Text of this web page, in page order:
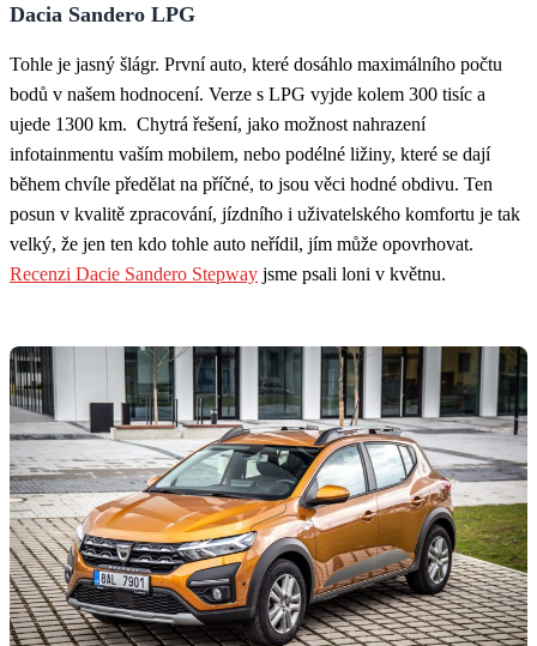
Dacia Sandero LPG
Tohle je jasný šlágr. První auto, které dosáhlo maximálního počtu
bodů v našem hodnocení. Verze s LPG vyjde kolem 300 tisíc a
ujede 1300 km. Chytrá řešení, jako možnost nahrazení
infotainmentu vaším mobilem, nebo podélné ližiny, které se dají
během chvíle předělat na příčné, to jsou věci hodné obdivu. Ten
posun v kvalitě zpracování, jízdního i uživatelského komfortu je tak
velký, že jen ten kdo tohle auto neřídil, jím může opovrhovat.
Recenzi Dacie Sandero Stepway jsme psali loni v květnu.